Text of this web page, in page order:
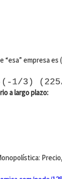
empresa es
1/3)
a largo plazo: